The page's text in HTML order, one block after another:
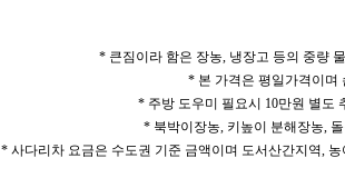
* 큰짐이라 함은 장농, 냉장고 등의 중량
* 본 가격은 평일가격이며
* 주방 도우미 필요시 10만원 별도
* 북박이장농, 키높이 분해장농,
* 사다리차 요금은 수도권 기준 금액이며 도서산간지역,